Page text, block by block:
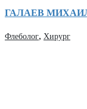
ГАЛАЕВ
Флеболог, Хирург